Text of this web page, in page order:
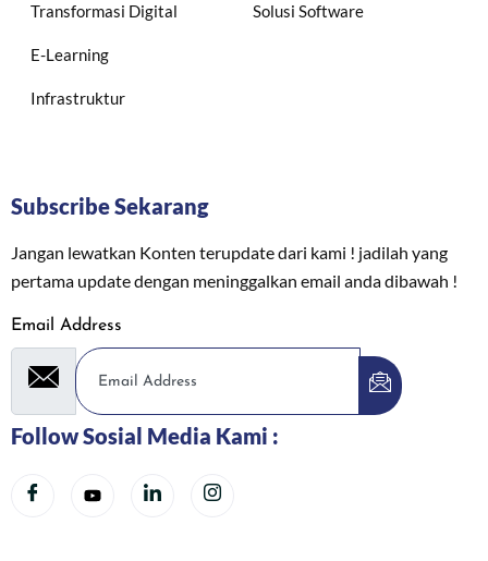
Transformasi Digital
E-Learning
Infrastruktur
Solusi Software
Subscribe Sekarang
Jangan lewatkan Konten terupdate dari kami ! jadilah yang
pertama update dengan meninggalkan email anda dibawah !
Email Address
Follow Sosial Media Kami :